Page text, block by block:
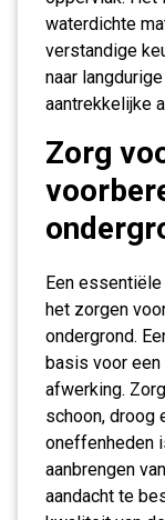
waterdichte
verstandige
naar
aantrekkelijke
Zorg
Een
het zorgen
ondergrond.
basis voor
afwerking.
schoon, droog
oneffenheden
aanbrengen
aandacht te